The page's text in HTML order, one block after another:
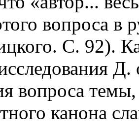
вопроса в
С. 92).
Д.
вопроса
канона